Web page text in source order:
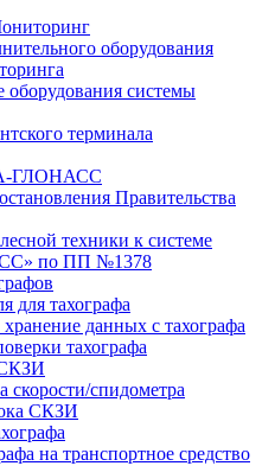
оборудования
системы
терминала
ГЛОНАСС
Правительства
техники к системе
по ПП №1378
для тахографа
данных с тахографа
тахографа
скорости/спидометра
СКЗИ
на транспортное средство